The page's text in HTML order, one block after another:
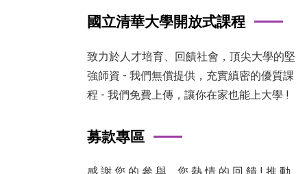
國立清華大學開放式課程
致力於人才培育、回饋社會，頂尖大學的堅
強師資 - 我們無償提供，充實縝密的優質課
程 - 我們免費上傳，讓你在家也能上大學 !
募款專區